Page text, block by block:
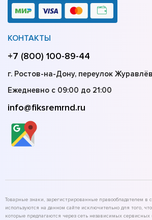
КОНТАКТЫ
+7 (800) 100-89-44
г. Ростов-на-Дону, переулок
Ежедневно с 09:00 до 21:00
info@fiksremrnd.ru
Товарные знаки, зарегистрированные правообладателем в
используются на данном сайте исключительно для того,
которые предлагаются через сеть независимых